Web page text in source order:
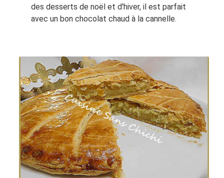
des desserts de noël et d'hiver, il est parfait
avec un bon chocolat chaud à la cannelle.